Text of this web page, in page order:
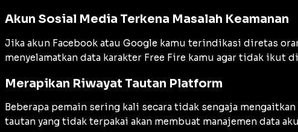
Akun Sosial Media Terkena Masalah Keamanan
Jika akun Facebook atau Google kamu terindikasi diretas
menyelamatkan data karakter Free Fire kamu agar tidak ikut
Merapikan Riwayat Tautan Platform
Beberapa pemain sering kali secara tidak sengaja
tautan yang tidak terpakai akan membuat manajemen data